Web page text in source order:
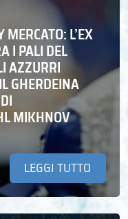
MERCATO: L’EX
I PALI DEL
AZZURRI
GHERDEINA
MIKHNOV
LEGGI TUTTO